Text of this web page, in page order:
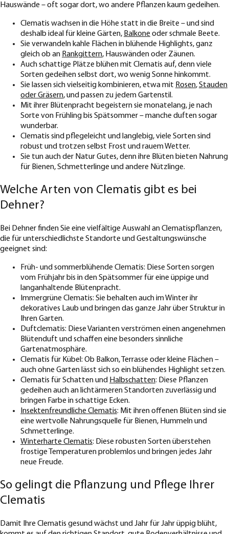
Hauswände – oft sogar dort, wo andere Pflanzen kaum gedeihen.
Clematis wachsen in die Höhe statt in die Breite – und sind
deshalb ideal für kleine Gärten, Balkone oder schmale Beete.
Sie verwandeln kahle Flächen in blühende Highlights, ganz
gleich ob an Rankgittern, Hauswänden oder Zäunen.
Auch schattige Plätze blühen mit Clematis auf, denn viele
Sorten gedeihen selbst dort, wo wenig Sonne hinkommt.
Sie lassen sich vielseitig kombinieren, etwa mit Rosen,Stauden
oder Gräsern, und passen zu jedem Gartenstil.
Mit ihrer Blütenpracht begeistern sie monatelang, je nach
Sorte von Frühling bis Spätsommer – manche duften sogar
wunderbar.
Clematis sind pflegeleicht und langlebig, viele Sorten sind
robust und trotzen selbst Frost und rauem Wetter.
Sie tun auch der Natur Gutes, denn ihre Blüten bieten Nahrung
für Bienen, Schmetterlinge und andere Nützlinge.
Welche Arten von Clematis gibt es bei
Dehner?
Bei Dehner finden Sie eine vielfältige Auswahl an Clematispflanzen,
die für unterschiedlichste Standorte und Gestaltungswünsche
geeignet sind:
Früh- und sommerblühende Clematis: Diese Sorten sorgen
vom Frühjahr bis in den Spätsommer für eine üppige und
langanhaltende Blütenpracht.
Immergrüne Clematis: Sie behalten auch im Winter ihr
dekoratives Laub und bringen das ganze Jahr über Struktur in
Ihren Garten.
Duftclematis: Diese Varianten verströmen einen angenehmen
Blütenduft und schaffen eine besonders sinnliche
Gartenatmosphäre.
Clematis für Kübel: Ob Balkon, Terrasse oder kleine Flächen –
auch ohne Garten lässt sich so ein blühendes Highlight setzen.
Clematis für Schatten und Halbschatten: Diese Pflanzen
gedeihen auch an lichtärmeren Standorten zuverlässig und
bringen Farbe in schattige Ecken.
Insektenfreundliche Clematis: Mit ihren offenen Blüten sind sie
eine wertvolle Nahrungsquelle für Bienen, Hummeln und
Schmetterlinge.
Winterharte Clematis: Diese robusten Sorten überstehen
frostige Temperaturen problemlos und bringen jedes Jahr
neue Freude.
So gelingt die Pflanzung und Pflege Ihrer
Clematis
Damit Ihre Clematis gesund wächst und Jahr für Jahr üppig blüht,